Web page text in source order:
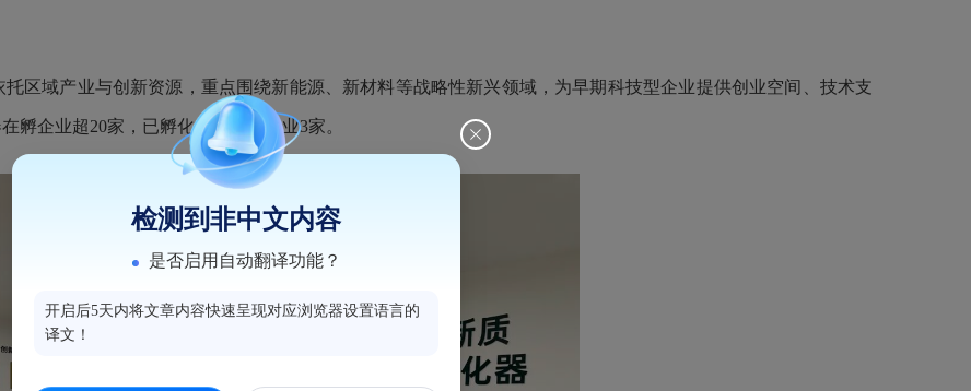
区域产业与创新资源，重点围绕新能源、 新材料等战略性新兴领域，为早期科技型企业提供创业空间、技术支
孵企业超20家，已孵化（毕业）企业3家。
检测到非中文内容
是否启用自动翻译功能？
开启后5天内将文章内容快速呈现对应浏览器设置语言的
译文！